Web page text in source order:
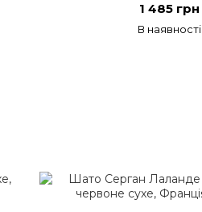
1 485 грн
В наявності